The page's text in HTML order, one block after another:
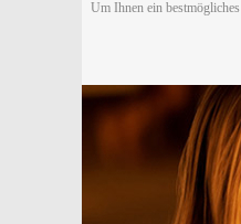
Um Ihnen ein